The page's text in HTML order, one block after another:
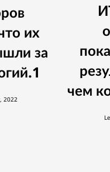
их
за
2022
чем